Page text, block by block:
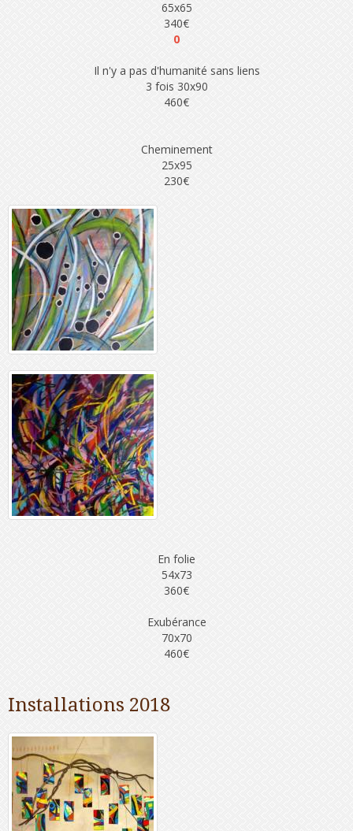
65x65
340€
0
Il n'y a pas d'humanité sans liens
3 fois 30x90
460€
Cheminement
25x95
230€
En folie
54x73
360€
Exubérance
70x70
460€
Installations 2018